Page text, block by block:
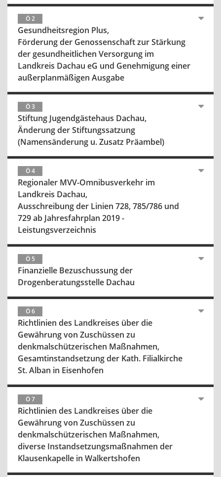
Ö 2
Gesundheitsregion Plus,
Förderung der Genossenschaft zur Stärkung
der gesundheitlichen Versorgung im
Landkreis Dachau eG und Genehmigung einer
außerplanmäßigen Ausgabe
Ö 3
Stiftung Jugendgästehaus Dachau,
Änderung der Stiftungssatzung
(Namensänderung u. Zusatz Präambel)
Ö 4
Regionaler MVV-Omnibusverkehr im
Landkreis Dachau,
Ausschreibung der Linien 728, 785/786 und
729 ab Jahresfahrplan 2019 -
Leistungsverzeichnis
Ö 5
Finanzielle Bezuschussung der
Drogenberatungsstelle Dachau
Ö 6
Richtlinien des Landkreises über die
Gewährung von Zuschüssen zu
denkmalschützerischen Maßnahmen,
Gesamtinstandsetzung der Kath. Filialkirche
St. Alban in Eisenhofen
Ö 7
Richtlinien des Landkreises über die
Gewährung von Zuschüssen zu
denkmalschützerischen Maßnahmen,
diverse Instandsetzungsmaßnahmen der
Klausenkapelle in Walkertshofen